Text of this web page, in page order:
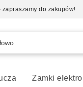
do zakupów!
Zamki